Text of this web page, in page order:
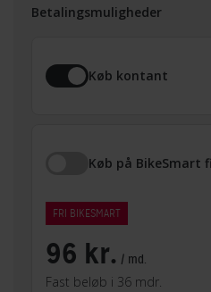
Betalingsmuligheder
Køb kontant
Køb på BikeSmart
FRI BIKESMART
96 kr. / md.
Fast beløb i 36 mdr.